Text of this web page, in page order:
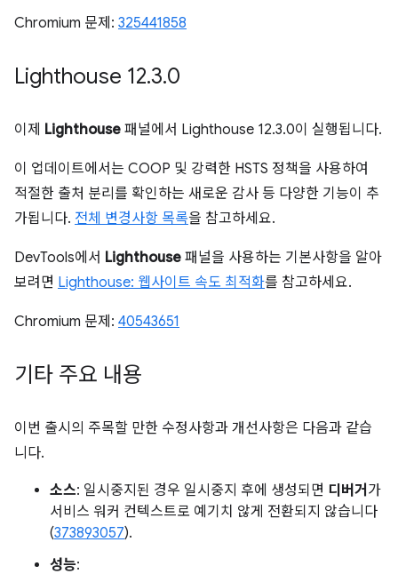
Chromium 문제: 325441858
Lighthouse 12.3.0
이제 Lighthouse 패널에서 Lighthouse 12.3.0이 실행됩니다.
이 업데이트에서는 COOP 및 강력한 HSTS 정책을 사용하여
적절한 출처 분리를 확인하는 새로운 감사 등 다양한 기능이 추
가됩니다. 전체 변경사항 목록을 참고하세요.
DevTools에서 Lighthouse 패널을 사용하는 기본사항을 알아
보려면 Lighthouse: 웹사이트 속도 최적화를 참고하세요.
Chromium 문제: 40543651
기타 주요 내용
이번 출시의 주목할 만한 수정사항과 개선사항은 다음과 같습
니다.
소스: 일시중지된 경우 일시중지 후에 생성되면 디버거 가
서비스 워커 컨텍스트로 예기치 않게 전환되지 않습니다
(373893057).
성능: